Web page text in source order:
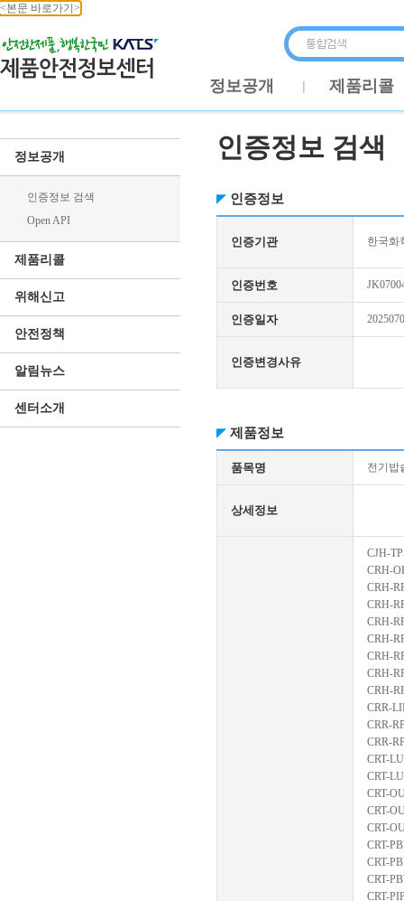
<본문 바로가기>
정보공개 제품리콜
정보공개
인증정보 검색
Open API
제품리콜
위해신고
안전정책
알림뉴스
센터소개
인증정보 검색
인증정보
인증기관 한국화
인증번호
인증일자
인증변경사유
제품정보
품목명 전기밥
상세정보
CJH-
CRH-
CRH-
CRH-
CRH-
CRH-
CRH-
CRH-
CRH-
CRR-
CRR-
CRR-
CRT-
CRT-
CRT-
CRT-
CRT-
CRT-
CRT-
CRT-
CRT-